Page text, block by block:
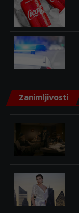
Zanimljivosti